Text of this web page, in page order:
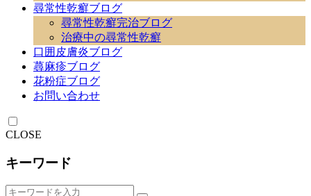
尋常性乾癬ブログ
尋常性乾癬完治ブログ
治療中の尋常性乾癬
口囲皮膚炎ブログ
蕁麻疹ブログ
花粉症ブログ
お問い合わせ
CLOSE
キーワード